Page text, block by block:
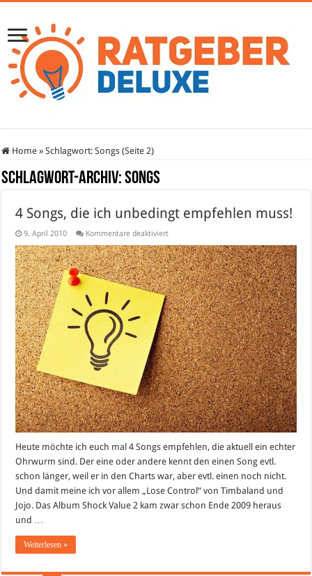
Home » Schlagwort:Songs (Seite 2)
Schlagwort-Archiv:Songs
4 Songs, die ich unbedingt empfehlen muss!
9. April 2010 Kommentare deaktiviertfür
Songs,
die
ich
unbedingt
empfehlen
muss!
Heute möchte ich euch mal 4 Songs empfehlen, die aktuell ein echter
Ohrwurm sind. Der eine oder andere kennt den einen Song evtl.
schon länger, weil er in den Charts war, aber evtl. einen noch nicht.
Und damit meine ich vor allem „Lose Control“ von Timbaland und
Jojo. Das Album Shock Value 2 kam zwar schon Ende 2009 heraus
und …
Weiterlesen »